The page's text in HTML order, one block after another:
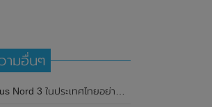
ามอื่นๆ
ไทยอย่างเป็นทางการแล้ว ในราคา 19,990 บาท